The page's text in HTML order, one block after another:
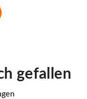
gefallen